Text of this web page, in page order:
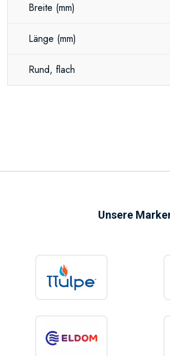
Breite (mm)
Länge (mm)
Rund, flach
Unsere